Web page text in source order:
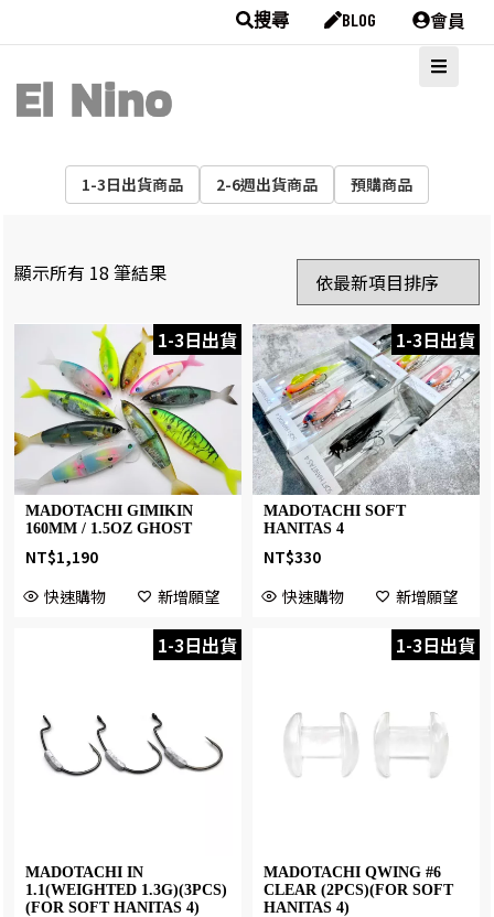
搜尋 BLOG 會員
1-3日出貨商品 2-6週出貨商品 預購商品
顯示所有 18 筆結果
1-3日出貨
MADOTACHI GIMIKIN
160MM / 1.5OZ GHOST
NT$1,190
快速購物
新增願望
1-3日出貨
MADOTACHI SOFT
HANITAS 4
NT$330
快速購物
新增願望
1-3日出貨
MADOTACHI IN
1.1(WEIGHTED 1.3G)(3PCS)
(FOR SOFT HANITAS 4)
1-3日出貨
MADOTACHI QWING #6
CLEAR (2PCS)(FOR SOFT
HANITAS 4)